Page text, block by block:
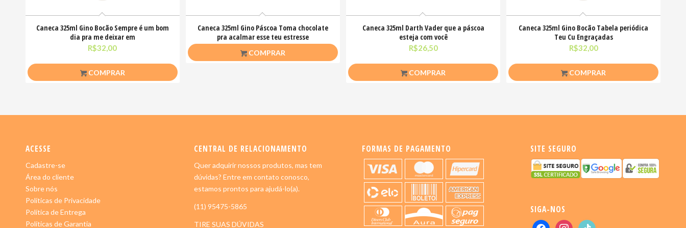
Caneca 325ml Gino Bocão Sempre é um bom
dia pra me deixar em
R$32,00
COMPRAR
Caneca 325ml Gino Páscoa Toma chocolate
pra acalmar esse teu estresse
COMPRAR
Caneca 325ml Darth Vader que a páscoa
esteja com você
R$26,50
COMPRAR
Caneca 325ml Gino Bocão Tabela periódica
Teu Cu Engraçadas
R$32,00
COMPRAR
ACESSE
Cadastre-se
Área do cliente
Sobre nós
Políticas de Privacidade
Política de Entrega
Políticas de Garantia
CENTRAL DE RELACIONAMENTO
Quer adquirir nossos produtos, mas tem
dúvidas? Entre em contato conosco,
estamos prontos para ajudá-lo(a).
(11) 95475-5865
TIRE SUAS DÚVIDAS
FORMAS DE PAGAMENTO SITE SEGURO
SIGA-NOS